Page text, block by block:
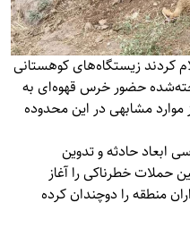
کردند زیستگاه‌های کوهستانی
حضور خرس قهوه‌ای به
مشابهی در این محدوده
ابعاد حادثه و تدوین
حملات خطرناکی را آغاز
منطقه را دوچندان کرده